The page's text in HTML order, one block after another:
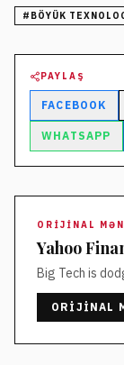
# BÖYÜK
PAYLAŞ
FACEBOOK
WHATSAPP
ORIJINAL
Yahoo
Big Tech is
ORIJINAL